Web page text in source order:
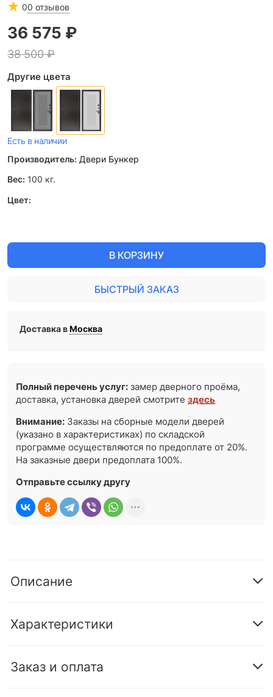
00 отзывов
38 500 ₽
36 575 ₽
Другие цвета
Есть в наличии
Производитель: Двери Бункер
Вес: 100 кг.
Цвет:
В КОРЗИНУ
БЫСТРЫЙ ЗАКАЗ
Доставка вМосква
Полный перечень услуг: замер дверного проёма,
доставка, установка дверей смотритездесь
Внимание: Заказы на сборные модели дверей
(указано в характеристиках) по складской
программе осуществляются по предоплате от 20%.
На заказные двери предоплата 100%.
Отправьте ссылку другу
Описание
Характеристики
Заказ и оплата